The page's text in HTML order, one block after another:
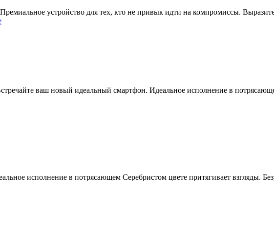
устройство для тех, кто не привык идти на компромиссы.
ваш новый идеальный смартфон. Идеальное исполнение в
исполнение в потрясающем Серебристом цвете притягивает взгляды.